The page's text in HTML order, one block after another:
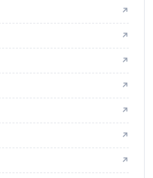
21
↗
↗
↗
↗
↗
↗
↗